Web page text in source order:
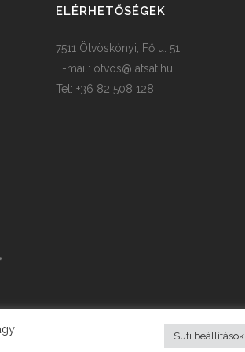
ELÉRHETŐSÉGEK
7511 Ötvöskónyi, Fő u. 51.
E-mail: otvos@latsat.hu
Tel: +36 82 508 128
Süti beállítások